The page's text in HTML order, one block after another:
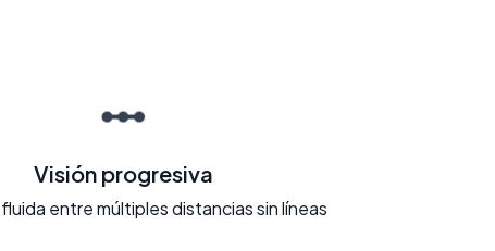
Visión progresiva
entre múltiples distancias sin líneas